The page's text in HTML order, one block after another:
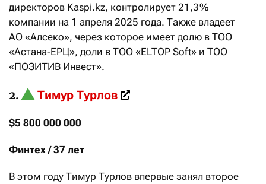
директоров Kaspi.kz, контролирует 21,3 %
компании на 1 апреля 2025 года. Также владеет
АО «Алсеко», через которое имеет долю в ТОО
«Астана-ЕРЦ», доли в ТОО «ELTOP Soft» и ТОО
«ПОЗИТИВ Инвест».
2. Тимур Турлов
$5 800 000 000
Финтех / 37 лет
В этом году Тимур Турлов впервые занял второе